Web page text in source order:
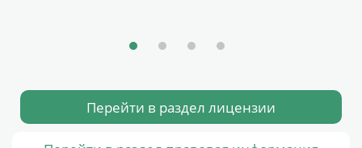
Перейти в раздел лицензии